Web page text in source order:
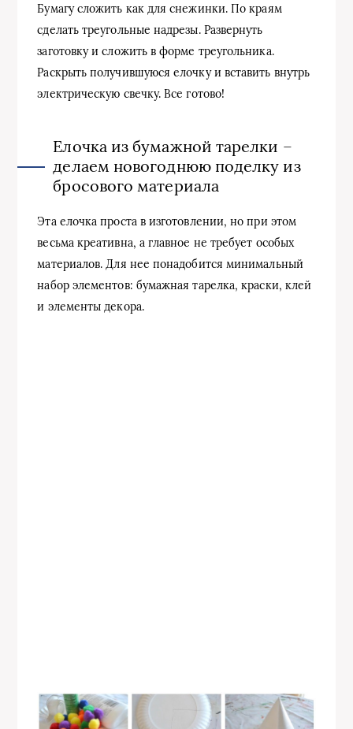
Бумагу сложить как для снежинки. По краям
сделать треугольные надрезы. Развернуть
заготовку и сложить в форме треугольника.
Раскрыть получившуюся елочку и вставить внутрь
электрическую свечку. Все готово!
Елочка из бумажной тарелки –
делаем новогоднюю поделку из
бросового материала
Эта елочка проста в изготовлении, но при этом
весьма креативна, а главное не требует особых
материалов. Для нее понадобится минимальный
набор элементов: бумажная тарелка, краски, клей
и элементы декора.